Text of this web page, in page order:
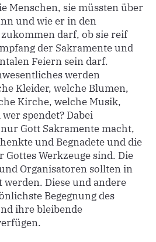
Menschen, sie müssten über
und wie er in den
darf, ob sie reif
der Sakramente und
Feiern sein darf.
werden
Kleider, welche Blumen,
Kirche, welche Musik,
spendet? Dabei
Gott Sakramente macht,
und Begnadete und die
Gottes Werkzeuge sind. Die
Organisatoren sollten in
Diese und andere
Begegnung des
ihre bleibende